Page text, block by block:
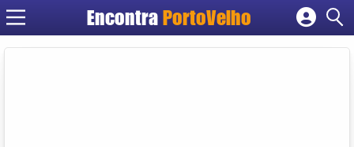
EncontraPortoVelho
Cadastrar empresa